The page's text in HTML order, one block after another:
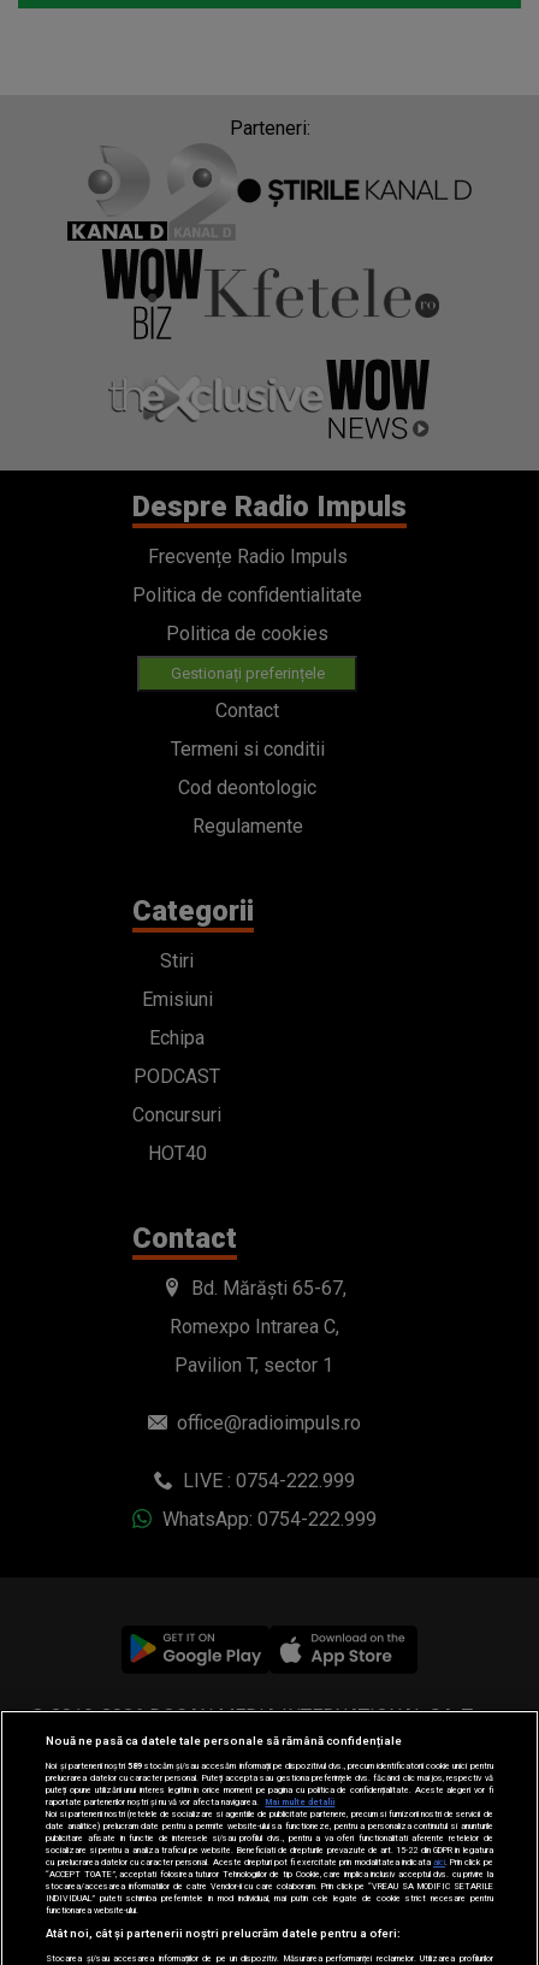
Parteneri:
Despre Radio Impuls
Frecvențe Radio Impuls
Politica de confidentialitate
Politica de cookies
Gestionați preferințele
Contact
Termeni si conditii
Cod deontologic
Regulamente
Categorii
Stiri
Emisiuni
Echipa
PODCAST
Concursuri
HOT40
Contact
Bd. Mărăști 65-67,
Romexpo Intrarea C,
Pavilion T, sector 1
office@radioimpuls.ro
LIVE : 0754-222.999
WhatsApp: 0754-222.999
© 2019-2026 DOGAN MEDIA INTERNATIONAL SA, Toate
drepturile rezervate.
Nouă ne pasă ca datele tale personale să rămână confidențiale
Noi și partenerii noștri589stocăm și/sau accesăm informații pe dispozitivul dvs., precum identificatorii cookie unici pentru
prelucrarea datelor cu caracter personal. Puteți accepta sau gestiona preferințele dvs. făcând clic mai jos, respectiv vă
puteți opune utilizării unui interes legitim în orice moment pe pagina cu politica de confidențialitate. Aceste alegeri vor fi
raportate partenerilor noștri și nu vă vor afecta navigarea.
Mai multe detalii
Noi si partenerii nostri (retelele de socializare si agentiile de publicitate partenere, precum si furnizorii nostri de servicii de
date analitice) prelucram date pentru a permite website-ului sa functioneze, pentru a personaliza continutul si anunturile
publicitare afisate in functie de interesele si/sau profilul dvs., pentru a va oferi functionalitati aferente retelelor de
socializare si pentru a analiza traficul pe website. Beneficiati de drepturile prevazute de art. 15-22 din GDPR in legatura
cu prelucrarea datelor cu caracter personal. Aceste drepturi pot fi exercitate prin modalitatea indicataaici . Prin click pe
“ACCEPT TOATE”, acceptati folosirea tuturor Tehnologiilor de tip Cookie, care implica inclusiv acceptul dvs. cu privire la
stocarea/accesarea informatiilor de catre Vendor-ii cu care colaboram. Prin click pe “VREAU SA MODIFIC SETARILE
INDIVIDUAL” puteti schimba preferintele in mod individual, mai putin cele legate de cookie strict necesare pentru
functionarea website-ului.
Atât noi, cât și partenerii noștri prelucrăm datele pentru a oferi:
Stocarea și/sau accesarea informațiilor de pe un dispozitiv. Măsurarea performanței reclamelor. Utilizarea profilurilor